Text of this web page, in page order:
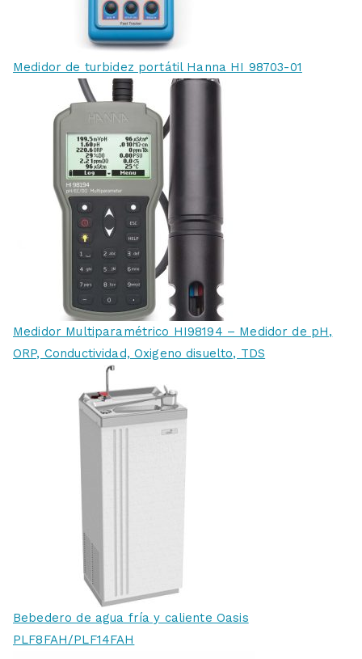
Medidor de turbidez portátil Hanna HI 98703-01
Medidor Multiparamétrico HI98194 – Medidor de pH,
ORP, Conductividad, Oxigeno disuelto, TDS
Bebedero de agua fría y caliente Oasis
PLF8FAH/PLF14FAH